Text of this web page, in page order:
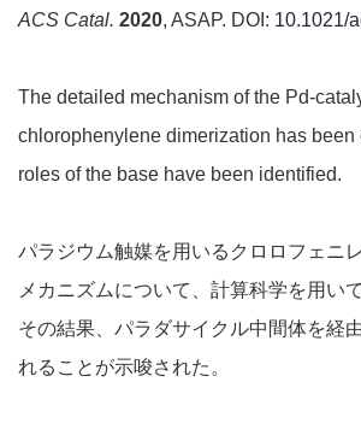
ACS Catal. 2020, ASAP. DOI: 10.1021/
The detailed mechanism of the Pd-
chlorophenylene dimerization has
roles of the base have been identified.
パラジウム触媒を用いるクロロフェニ
メカニズムについて、計算科学を用い
その結果、パラダサイクル中間体を経
れることが示唆された。